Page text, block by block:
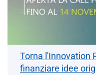
Torna l'Innovation
finanziare idee